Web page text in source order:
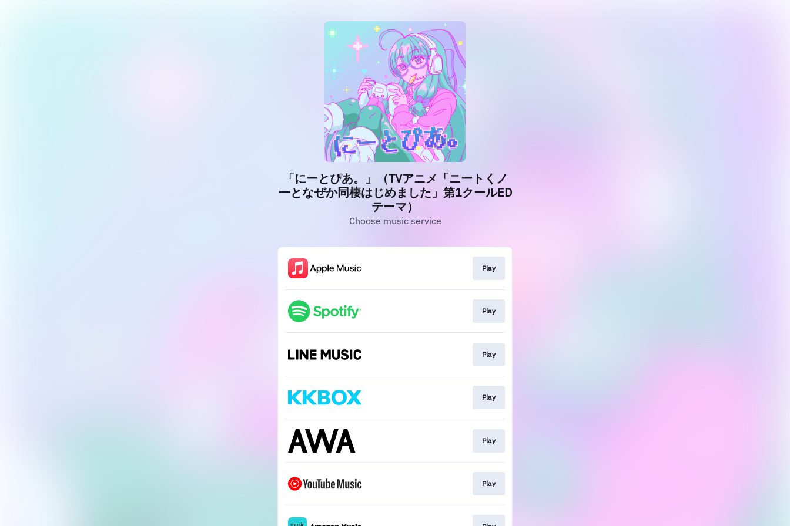
「にーとぴあ。」（TVアニメ「ニートくノ
一となぜか同棲はじめました」第1クールED
テーマ）
Choose music service
Play
Play
Play
Play
Play
Play